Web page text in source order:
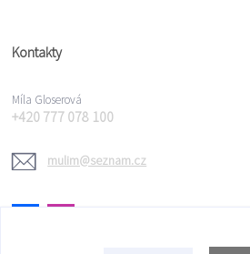
Kontakty
Míla Gloserová
+420 777 078 100
mulim@seznam.cz